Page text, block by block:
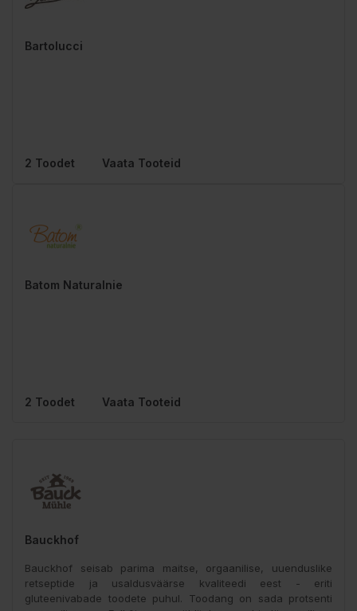
Bartolucci
2 Toodet Vaata Tooteid
Batom Naturalnie
2 Toodet Vaata Tooteid
Bauckhof
Bauckhof seisab parima maitse, orgaanilise, uuenduslike
retseptide ja usaldusväärse kvaliteedi eest - eriti
gluteenivabade toodete puhul. Toodang on sada protsenti